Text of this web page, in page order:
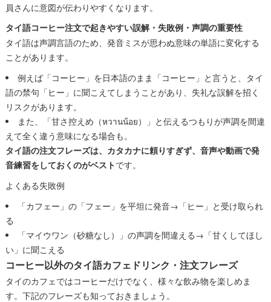
員さんに意図が伝わりやすくなります。
タイ語コーヒー注文で起きやすい誤解・失敗例・声調の重要性
タイ語は声調言語のため、発音ミスが思わぬ意味の単語に変化する
ことがあります。
例えば「コーヒー」を日本語のまま「コーヒー」と言うと、タイ
語の禁句「ヒー」に聞こえてしまうことがあり、失礼な誤解を招く
リスクがあります。
また、「甘さ控えめ（หวานน้อย）」と伝えるつもりが声調を間違
えて全く違う意味になる場合も。
タイ語の注文フレーズは、カタカナに頼りすぎず、音声や動画で発
音練習をしておくのがベストです。
よくある失敗例
「カフェー」の「フェー」を平坦に発音→「ヒー」と受け取られ
る
「マイウワン（砂糖なし）」の声調を間違える→「甘くしてほし
い」に聞こえる
コーヒー以外のタイ語カフェドリンク・注文フレーズ
タイのカフェではコーヒーだけでなく、様々な飲み物を楽しめま
す。下記のフレーズも知っておきましょう。